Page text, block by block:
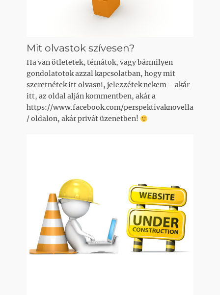
Mit olvastok szívesen?
Ha van ötletetek, témátok, vagy bármilyen
gondolatotok azzal kapcsolatban, hogy mit
szeretnétek itt olvasni, jelezzétek nekem – akár
itt, az oldal alján kommentben, akár a
https://www.facebook.com/perspektivaknovella
/ oldalon, akár privát üzenetben!